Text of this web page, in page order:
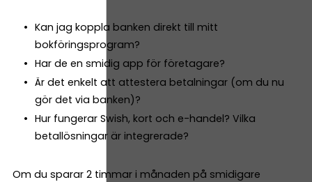
Kan jag koppla banken direkt till mitt
bokföringsprogram?
Har de en smidig app för företagare?
Är det enkelt att attestera betalningar (om du nu
gör det via banken)?
Hur fungerar Swish, kort och e-handel? Vilka
betallösningar är integrerade?
Om du sparar 2 timmar i månaden på smidigare